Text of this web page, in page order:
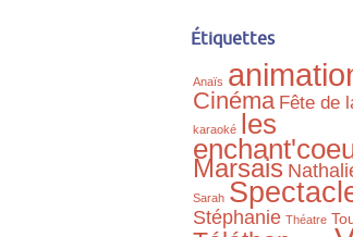
Étiquettes
Anaïs
Cinéma Fête de
karaoké les
Marsais
Sarah
Stéphanie Théatre